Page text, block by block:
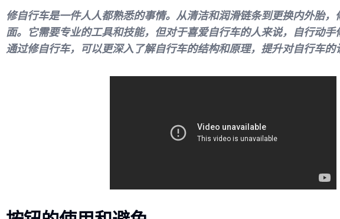
修自行车是一件人人都熟悉的事情。从清洁和润滑链条到更换内外胎，
面。它需要专业的工具和技能，但对于喜爱自行车的人来说，自行动手
通过修自行车，可以更深入了解自行车的结构和原理，提升对自行车的